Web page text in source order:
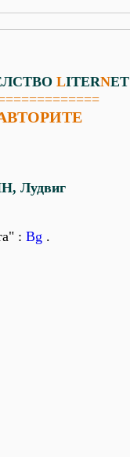
LITERNET
Лудвиг
: Bg .